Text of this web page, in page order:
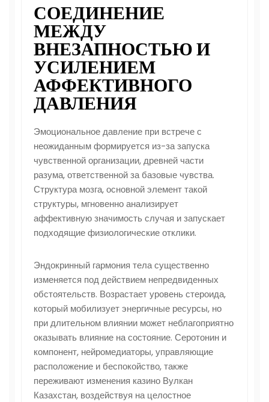
СОЕДИНЕНИЕ
МЕЖДУ
ВНЕЗАПНОСТЬЮ И
УСИЛЕНИЕМ
АФФЕКТИВНОГО
ДАВЛЕНИЯ
Эмоциональное давление при встрече с
неожиданным формируется из-за запуска
чувственной организации, древней части
разума, ответственной за базовые чувства.
Структура мозга, основной элемент такой
структуры, мгновенно анализирует
аффективную значимость случая и запускает
подходящие физиологические отклики.
Эндокринный гармония тела существенно
изменяется под действием непредвиденных
обстоятельств. Возрастает уровень стероида,
который мобилизует энергичные ресурсы, но
при длительном влиянии может неблагоприятно
оказывать влияние на состояние. Серотонин и
компонент, нейромедиаторы, управляющие
расположение и беспокойство, также
переживают изменения казино Вулкан
Казахстан, воздействуя на целостное